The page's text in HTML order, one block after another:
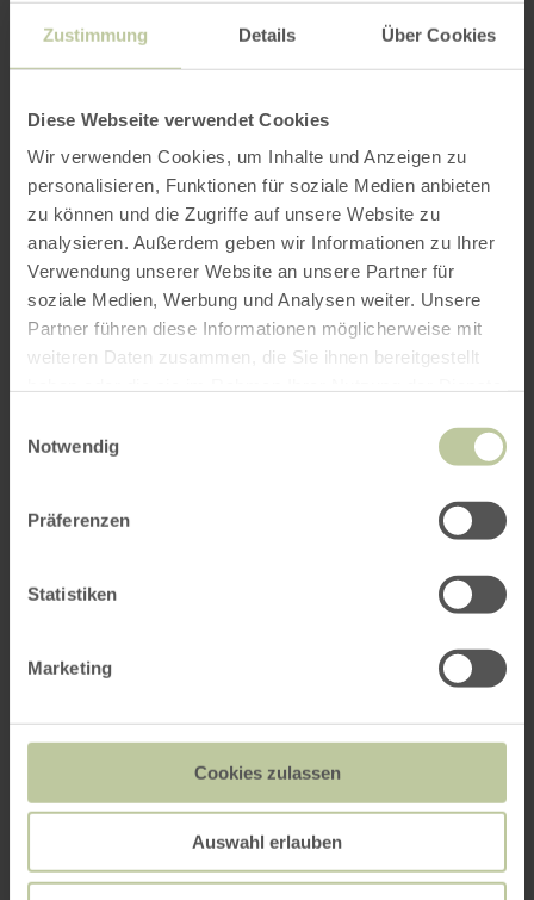
Zustimmung Details Über Cookies
Diese Webseite verwendet Cookies
Wir verwenden Cookies, um Inhalte und Anzeigen zu
personalisieren, Funktionen für soziale Medien anbieten
zu können und die Zugriffe auf unsere Website zu
analysieren. Außerdem geben wir Informationen zu Ihrer
Verwendung unserer Website an unsere Partner für
soziale Medien, Werbung und Analysen weiter. Unsere
Partner führen diese Informationen möglicherweise mit
weiteren Daten zusammen, die Sie ihnen bereitgestellt
Notwendig
Präferenzen
Statistiken
Marketing
Cookies zulassen
Auswahl erlauben